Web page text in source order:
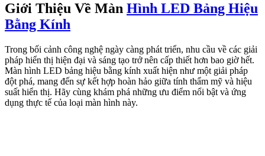
Giới Thiệu Về Màn Hình LED Bảng Hiệu
Bằng Kính
Trong bối cảnh công nghệ ngày càng phát triển, nhu cầu về các giải
pháp hiển thị hiện đại và sáng tạo trở nên cấp thiết hơn bao giờ hết.
Màn hình LED bảng hiệu bằng kính xuất hiện như một giải pháp
đột phá, mang đến sự kết hợp hoàn hảo giữa tính thẩm mỹ và hiệu
suất hiển thị. Hãy cùng khám phá những ưu điểm nổi bật và ứng
dụng thực tế của loại màn hình này.